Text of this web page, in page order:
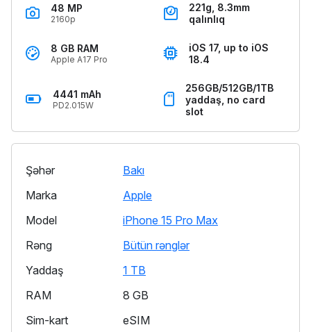
48 MP
2160p
221g, 8.3mm
qalınlıq
8 GB RAM
Apple A17 Pro
iOS 17, up to iOS
18.4
4441 mAh
PD2.015W
256GB/512GB/1TB
yaddaş, no card
slot
Şəhər
Bakı
Marka
Apple
Model
iPhone 15 Pro Max
Rəng
Bütün rənglər
Yaddaş
1 TB
RAM
8 GB
Sim-kart
eSIM